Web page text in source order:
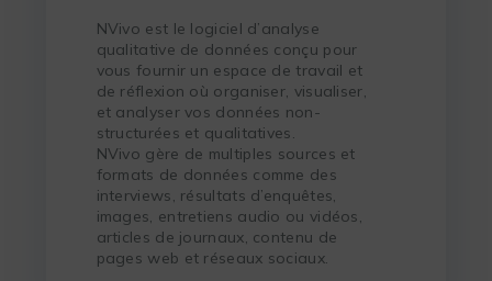
NVivo est le logiciel d’analyse
qualitative de données conçu pour
vous fournir un espace de travail et
de réflexion où organiser, visualiser,
et analyser vos données non-
structurées et qualitatives.
NVivo gère de multiples sources et
formats de données comme des
interviews, résultats d’enquêtes,
images, entretiens audio ou vidéos,
articles de journaux, contenu de
pages web et réseaux sociaux.